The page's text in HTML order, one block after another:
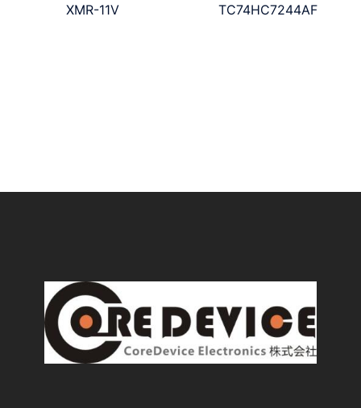
XMR-11V TC74HC7244AF